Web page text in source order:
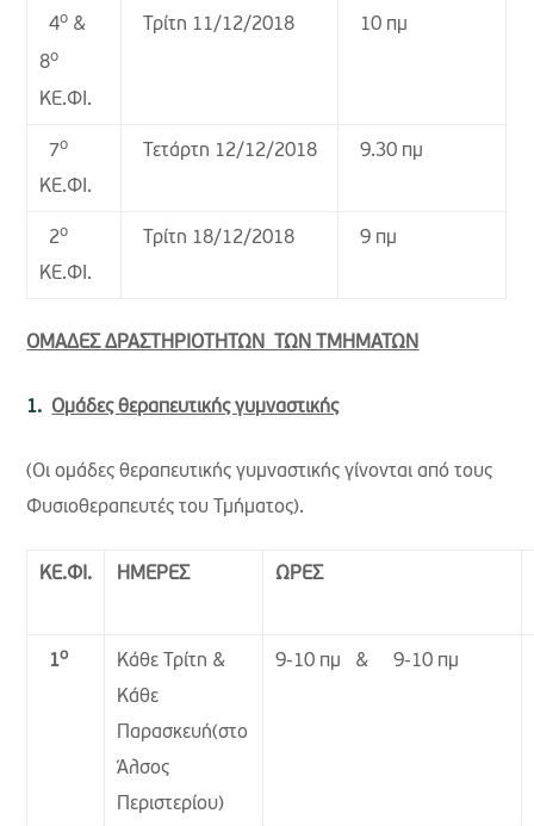
4ο &
8ο
ΚΕ.ΦΙ.
Τρίτη 11/12/2018 10 πμ
7ο
ΚΕ.ΦΙ.
Τετάρτη 12/12/2018 9.30 πμ
2ο
ΚΕ.ΦΙ.
Τρίτη 18/12/2018 9 πμ
ΟΜΑΔΕΣ ΔΡΑΣΤΗΡΙΟΤΗΤΩΝ ΤΩΝ ΤΜΗΜΑΤΩΝ
Ομάδες θεραπευτικής γυμναστικής
(Οι ομάδες θεραπευτικής γυμναστικής γίνονται από τους
Φυσιοθεραπευτές του Τμήματος).
ΚΕ.ΦΙ. ΗΜΕΡΕΣ ΩΡΕΣ
1ο
Κάθε Τρίτη &
Κάθε
Παρασκευή(στο
Άλσος
Περιστερίου)
9-10 πμ & 9-10 πμ